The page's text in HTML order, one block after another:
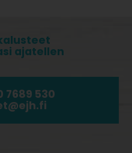
ajatellen
7689 530